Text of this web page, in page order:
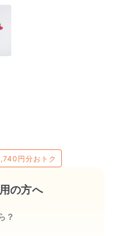
円分おトク
の方へ
？